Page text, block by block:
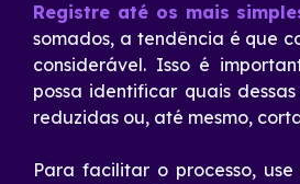
Registre até os mais
somados, a tendência é que
considerável. Isso é
possa identificar quais
reduzidas ou, até mesmo,
Para facilitar o processo, use